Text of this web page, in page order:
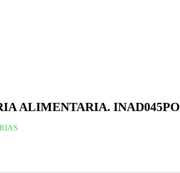
ALIMENTARIA. INAD045PO